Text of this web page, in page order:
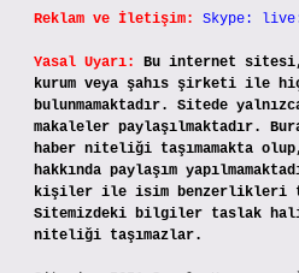
Reklam ve İletişim: Skype:
Yasal Uyarı:
Bu internet
kurum veya şahıs şirketi ile
bulunmamaktadır. Sitede
makaleler paylaşılmaktadır.
haber niteliği taşımamakta
hakkında paylaşım
kişiler ile isim benzerlikleri
Sitemizdeki bilgiler taslak
niteliği taşımazlar.